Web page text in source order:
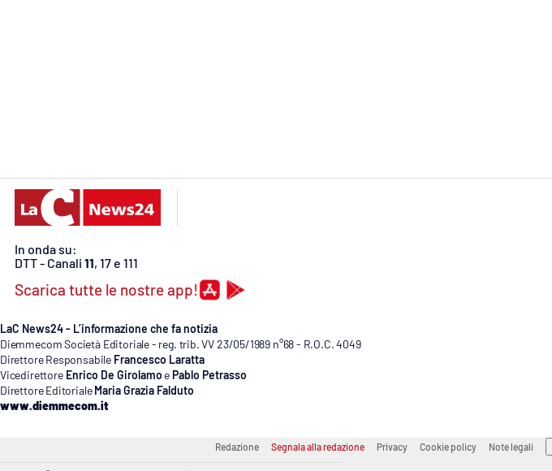
Catanzarochannel.it
App
In onda su:
DTT - Canali 11, 17 e 111
Scarica tutte le nostre app!
LaC News24 - L’informazione che fa notizia
Diemmecom Società Editoriale - reg. trib. VV 23/05/1989 n°68 - R.O.C. 4049
Direttore Responsabile Francesco Laratta
Vicedirettore Enrico De Girolamo e Pablo Petrasso
Direttore Editoriale Maria Grazia Falduto
www.diemmecom.it
Redazione Segnala alla redazione Privacy Cookie policy Note legali